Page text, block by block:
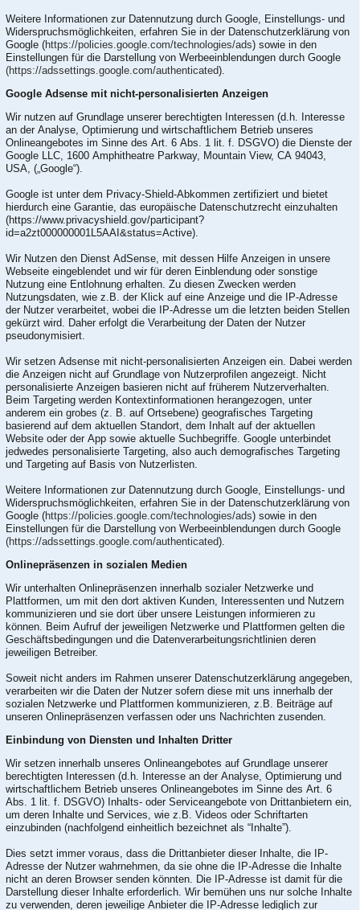
Weitere Informationen zur Datennutzung durch Google, Einstellungs- und
Widerspruchsmöglichkeiten, erfahren Sie in der Datenschutzerklärung von
Google (https://policies.google.com/technologies/ads) sowie in den
Einstellungen für die Darstellung von Werbeeinblendungen durch Google
(https://adssettings.google.com/authenticated).
Google Adsense mit nicht-personalisierten Anzeigen
Wir nutzen auf Grundlage unserer berechtigten Interessen (d.h. Interesse
an der Analyse, Optimierung und wirtschaftlichem Betrieb unseres
Onlineangebotes im Sinne des Art. 6 Abs. 1 lit. f. DSGVO) die Dienste der
Google LLC, 1600 Amphitheatre Parkway, Mountain View, CA 94043,
USA, („Google“).
Google ist unter dem Privacy-Shield-Abkommen zertifiziert und bietet
hierdurch eine Garantie, das europäische Datenschutzrecht einzuhalten
(https://www.privacyshield.gov/participant?
id=a2zt000000001L5AAI&status=Active).
Wir Nutzen den Dienst AdSense, mit dessen Hilfe Anzeigen in unsere
Webseite eingeblendet und wir für deren Einblendung oder sonstige
Nutzung eine Entlohnung erhalten. Zu diesen Zwecken werden
Nutzungsdaten, wie z.B. der Klick auf eine Anzeige und die IP-Adresse
der Nutzer verarbeitet, wobei die IP-Adresse um die letzten beiden Stellen
gekürzt wird. Daher erfolgt die Verarbeitung der Daten der Nutzer
pseudonymisiert.
Wir setzen Adsense mit nicht-personalisierten Anzeigen ein. Dabei werden
die Anzeigen nicht auf Grundlage von Nutzerprofilen angezeigt. Nicht
personalisierte Anzeigen basieren nicht auf früherem Nutzerverhalten.
Beim Targeting werden Kontextinformationen herangezogen, unter
anderem ein grobes (z. B. auf Ortsebene) geografisches Targeting
basierend auf dem aktuellen Standort, dem Inhalt auf der aktuellen
Website oder der App sowie aktuelle Suchbegriffe. Google unterbindet
jedwedes personalisierte Targeting, also auch demografisches Targeting
und Targeting auf Basis von Nutzerlisten.
Weitere Informationen zur Datennutzung durch Google, Einstellungs- und
Widerspruchsmöglichkeiten, erfahren Sie in der Datenschutzerklärung von
Google (https://policies.google.com/technologies/ads) sowie in den
Einstellungen für die Darstellung von Werbeeinblendungen durch Google
(https://adssettings.google.com/authenticated).
Onlinepräsenzen in sozialen Medien
Wir unterhalten Onlinepräsenzen innerhalb sozialer Netzwerke und
Plattformen, um mit den dort aktiven Kunden, Interessenten und Nutzern
kommunizieren und sie dort über unsere Leistungen informieren zu
können. Beim Aufruf der jeweiligen Netzwerke und Plattformen gelten die
Geschäftsbedingungen und die Datenverarbeitungsrichtlinien deren
jeweiligen Betreiber.
Soweit nicht anders im Rahmen unserer Datenschutzerklärung angegeben,
verarbeiten wir die Daten der Nutzer sofern diese mit uns innerhalb der
sozialen Netzwerke und Plattformen kommunizieren, z.B. Beiträge auf
unseren Onlinepräsenzen verfassen oder uns Nachrichten zusenden.
Einbindung von Diensten und Inhalten Dritter
Wir setzen innerhalb unseres Onlineangebotes auf Grundlage unserer
berechtigten Interessen (d.h. Interesse an der Analyse, Optimierung und
wirtschaftlichem Betrieb unseres Onlineangebotes im Sinne des Art. 6
Abs. 1 lit. f. DSGVO) Inhalts- oder Serviceangebote von Drittanbietern ein,
um deren Inhalte und Services, wie z.B. Videos oder Schriftarten
einzubinden (nachfolgend einheitlich bezeichnet als “Inhalte”).
Dies setzt immer voraus, dass die Drittanbieter dieser Inhalte, die IP-
Adresse der Nutzer wahrnehmen, da sie ohne die IP-Adresse die Inhalte
nicht an deren Browser senden könnten. Die IP-Adresse ist damit für die
Darstellung dieser Inhalte erforderlich. Wir bemühen uns nur solche Inhalte
zu verwenden, deren jeweilige Anbieter die IP-Adresse lediglich zur